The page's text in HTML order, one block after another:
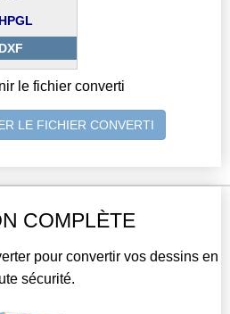
HPGL
DXF
le fichier converti
LE FICHIER CONVERTI
COMPLÈTE
pour convertir vos dessins en
sécurité.